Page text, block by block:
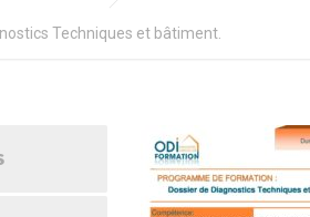
Techniques et bâtiment.